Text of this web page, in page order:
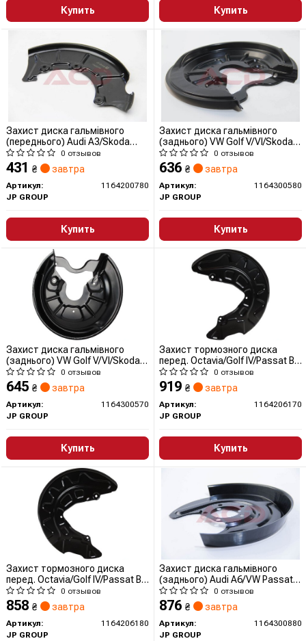
Купить Купить
Захист диска гальмівного
(переднього) Audi A3/Skoda
Octavia/VW Golf 96-13 Пр.
0 отзывов
431 ₴ завтра
Артикул:
1164200780
JP GROUP
Купить
Захист диска гальмівного
(заднього) VW Golf V/VI/Skoda
Octavia 04- Пр.0 отзывов
636 ₴ завтра
Артикул:
1164300580
JP GROUP
Купить
Захист диска гальмівного
(заднього) VW Golf V/VI/Skoda
Octavia 04- Л.0 отзывов
645 ₴ завтра
Артикул:
1164300570
JP GROUP
Купить
Захист тормозного диска
перед. Octavia/Golf IV/Passat B8
12- Лів.
0 отзывов
919 ₴ завтра
Артикул:
1164206170
JP GROUP
Купить
Захист тормозного диска
перед. Octavia/Golf IV/Passat B8
12- Пр.
0 отзывов
858 ₴ завтра
Артикул:
1164206180
JP GROUP
Захист диска гальмівного
(заднього) Audi A6/VW Passat
97-05 Пр.
0 отзывов
876 ₴ завтра
Артикул:
1164300880
JP GROUP